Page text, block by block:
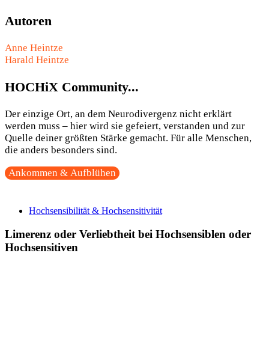
Autoren
Anne Heintze
Harald Heintze
HOCHiX Community...
Der einzige Ort, an dem Neurodivergenz nicht erklärt
werden muss – hier wird sie gefeiert, verstanden und zur
Quelle deiner größten Stärke gemacht. Für alle Menschen,
die anders besonders sind.
Ankommen & Aufblühen
Hochsensibilität & Hochsensitivität
Limerenz oder Verliebtheit bei Hochsensiblen oder
Hochsensitiven